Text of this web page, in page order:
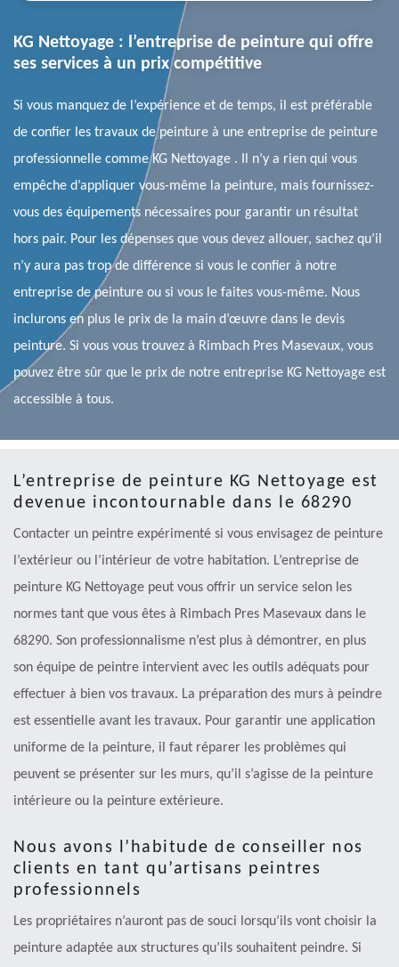
KG Nettoyage : l’entreprise de peinture qui offre
ses services à un prix compétitive
Si vous manquez de l’expérience et de temps, il est préférable
de confier les travaux de peinture à une entreprise de peinture
professionnelle comme KG Nettoyage . Il n’y a rien qui vous
empêche d’appliquer vous-même la peinture, mais fournissez-
vous des équipements nécessaires pour garantir un résultat
hors pair. Pour les dépenses que vous devez allouer, sachez qu’il
n’y aura pas trop de différence si vous le confier à notre
entreprise de peinture ou si vous le faites vous-même. Nous
inclurons en plus le prix de la main d’œuvre dans le devis
peinture. Si vous vous trouvez à Rimbach Pres Masevaux, vous
pouvez être sûr que le prix de notre entreprise KG Nettoyage est
accessible à tous.
L’entreprise de peinture KG Nettoyage est
devenue incontournable dans le 68290
Contacter un peintre expérimenté si vous envisagez de peinture
l’extérieur ou l’intérieur de votre habitation. L’entreprise de
peinture KG Nettoyage peut vous offrir un service selon les
normes tant que vous êtes à Rimbach Pres Masevaux dans le
68290. Son professionnalisme n’est plus à démontrer, en plus
son équipe de peintre intervient avec les outils adéquats pour
effectuer à bien vos travaux. La préparation des murs à peindre
est essentielle avant les travaux. Pour garantir une application
uniforme de la peinture, il faut réparer les problèmes qui
peuvent se présenter sur les murs, qu’il s’agisse de la peinture
intérieure ou la peinture extérieure.
Nous avons l’habitude de conseiller nos
clients en tant qu’artisans peintres
professionnels
Les propriétaires n’auront pas de souci lorsqu’ils vont choisir la
peinture adaptée aux structures qu’ils souhaitent peindre. Si